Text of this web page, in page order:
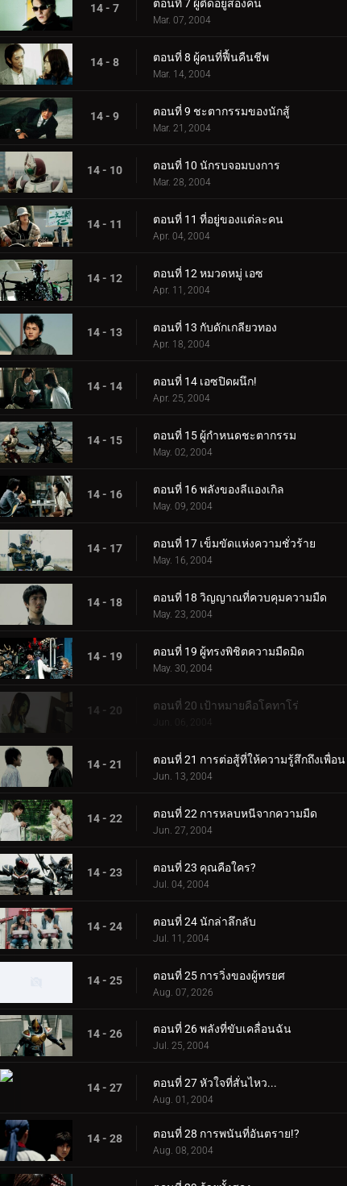
14 - 7 ตอนที่ 7 ผู้ติดอยู่สองคน
Mar. 07, 2004
14 - 8 ตอนที่ 8 ผู้คนที่ฟื้นคืนชีพ
Mar. 14, 2004
14 - 9 ตอนที่ 9 ชะตากรรมของนักสู้
Mar. 21, 2004
14 - 10 ตอนที่ 10 นักรบจอมบงการ
Mar. 28, 2004
14 - 11 ตอนที่ 11 ที่อยู่ของแต่ละคน
Apr. 04, 2004
14 - 12 ตอนที่ 12 หมวดหมู่ เอซ
Apr. 11, 2004
14 - 13 ตอนที่ 13 กับดักเกลียวทอง
Apr. 18, 2004
14 - 14 ตอนที่ 14 เอซปิดผนึก!
Apr. 25, 2004
14 - 15 ตอนที่ 15 ผู้กำหนดชะตากรรม
May. 02, 2004
14 - 16 ตอนที่ 16 พลังของลีแองเกิล
May. 09, 2004
14 - 17 ตอนที่ 17 เข็มขัดแห่งความชั่วร้าย
May. 16, 2004
14 - 18 ตอนที่ 18 วิญญาณที่ควบคุมความมืด
May. 23, 2004
14 - 19 ตอนที่ 19 ผู้ทรงพิชิตความมืดมิด
May. 30, 2004
14 - 20 ตอนที่ 20 เป้าหมายคือโคทาโร่
Jun. 06, 2004
14 - 21 ตอนที่ 21 การต่อสู้ที่ให้ความรู้สึกถึงเพื่อน
Jun. 13, 2004
14 - 22 ตอนที่ 22 การหลบหนีจากความมืด
Jun. 27, 2004
14 - 23 ตอนที่ 23 คุณคือใคร?
Jul. 04, 2004
14 - 24 ตอนที่ 24 นักล่าลึกลับ
Jul. 11, 2004
14 - 25 ตอนที่ 25 การวิ่งของผู้ทรยศ
Aug. 07, 2026
14 - 26 ตอนที่ 26 พลังที่ขับเคลื่อนฉัน
Jul. 25, 2004
14 - 27 ตอนที่ 27 หัวใจที่สั่นไหว...
Aug. 01, 2004
14 - 28 ตอนที่ 28 การพนันที่อันตราย!?
Aug. 08, 2004